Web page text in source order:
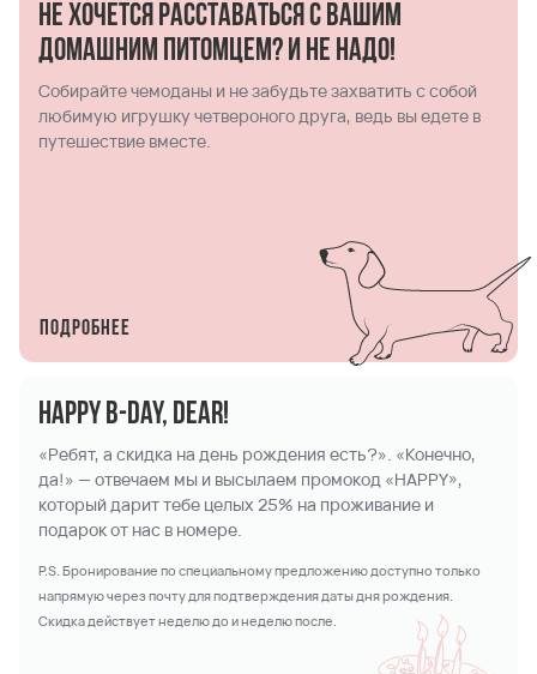
Не хочется расставаться с вашим
домашним питомцем? И не надо!
Собирайте чемоданы и не забудьте захватить с собой
любимую игрушку четвероного друга, ведь вы едете в
путешествие вместе.
Подробнее
Happy B-Day, Dear!
«Ребят, а скидка на день рождения есть?». «Конечно,
да!» — отвечаем мы и высылаем промокод «HAPPY»,
который дарит тебе целых 25% на проживание и
подарок от нас в номере.
P.S. Бронирование по специальному предложению доступно только
напрямую через почту для подтверждения даты дня рождения.
Скидка действует неделю до и неделю после.